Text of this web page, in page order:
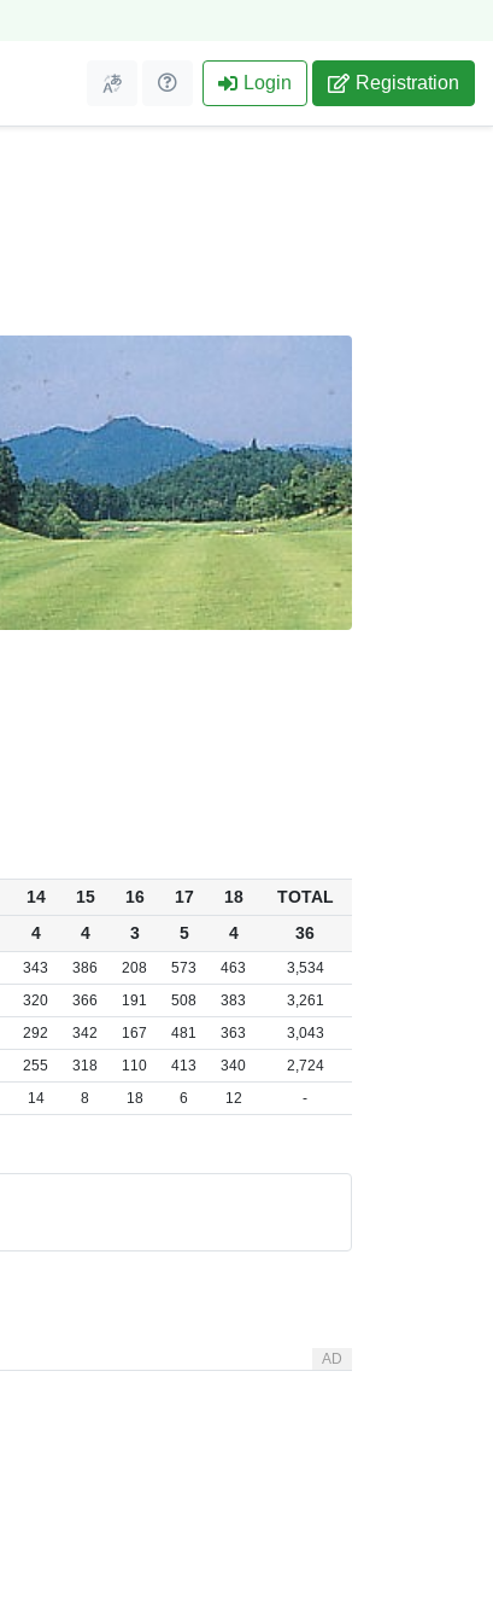
Login Registration
14 15 16 17 18
TOTAL
4 4 3 5 4 36
343 386 208 573 463
3,534
320 366 191 508 383
3,261
292 342 167 481 363
3,043
255 318 110 413 340
2,724
14 8 18 6 12 -
AD